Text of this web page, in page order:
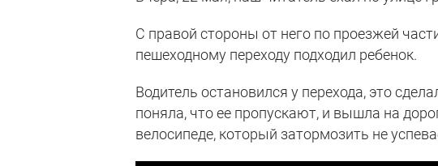
С правой стороны от него по проезжей
пешеходному переходу подходил ребенок.
Водитель остановился у перехода, это
поняла, что ее пропускают, и вышла на
велосипеде, который затормозить не